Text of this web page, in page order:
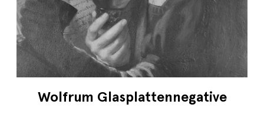
Wolfrum Glasplattennegative